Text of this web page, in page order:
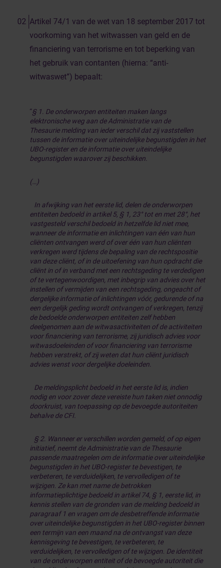
Artikel 74/1 van de wet van 18 september 2017 tot
voorkoming van het witwassen van geld en de
financiering van terrorisme en tot beperking van
het gebruik van contanten (hierna: “anti-
witwaswet”) bepaalt:
“§ 1. De onderworpen entiteiten maken langs
elektronische weg aan de Administratie van de
Thesaurie melding van ieder verschil dat zij vaststellen
tussen de informatie over uiteindelijke begunstigden in het
UBO-register en de informatie over uiteindelijke
begunstigden waarover zij beschikken.
(…)
In afwijking van het eerste lid, delen de onderworpen
entiteiten bedoeld in artikel 5, § 1, 23° tot en met 28°, het
vastgesteld verschil bedoeld in hetzelfde lid niet mee,
wanneer de informatie en inlichtingen van één van hun
cliënten ontvangen werd of over één van hun cliënten
verkregen werd tijdens de bepaling van de rechtspositie
van deze cliënt, of in de uitoefening van hun opdracht die
cliënt in of in verband met een rechtsgeding te verdedigen
of te vertegenwoordigen, met inbegrip van advies over het
instellen of vermijden van een rechtsgeding, ongeacht of
dergelijke informatie of inlichtingen vóór, gedurende of na
een dergelijk geding wordt ontvangen of verkregen, tenzij
de bedoelde onderworpen entiteiten zelf hebben
deelgenomen aan de witwasactiviteiten of de activiteiten
voor financiering van terrorisme, zij juridisch advies voor
witwasdoeleinden of voor financiering van terrorisme
hebben verstrekt, of zij weten dat hun cliënt juridisch
advies wenst voor dergelijke doeleinden.
De meldingsplicht bedoeld in het eerste lid is, indien
nodig en voor zover deze vereiste hun taken niet onnodig
doorkruist, van toepassing op de bevoegde autoriteiten
behalve de CFI.
§ 2. Wanneer er verschillen worden gemeld, of op eigen
initiatief, neemt de Administratie van de Thesaurie
passende maatregelen om de informatie over uiteindelijke
begunstigden in het UBO-register te bevestigen, te
verbeteren, te verduidelijken, te vervolledigen of te
wijzigen. Ze kan met name de betrokken
informatieplichtige bedoeld in artikel 74, § 1, eerste lid, in
kennis stellen van de gronden van de melding bedoeld in
paragraaf 1 en vragen om de desbetreffende informatie
over uiteindelijke begunstigden in het UBO-register binnen
een termijn van een maand na de ontvangst van deze
kennisgeving te bevestigen, te verbeteren, te
verduidelijken, te vervolledigen of te wijzigen. De identiteit
van de onderworpen entiteit of de bevoegde autoriteit die